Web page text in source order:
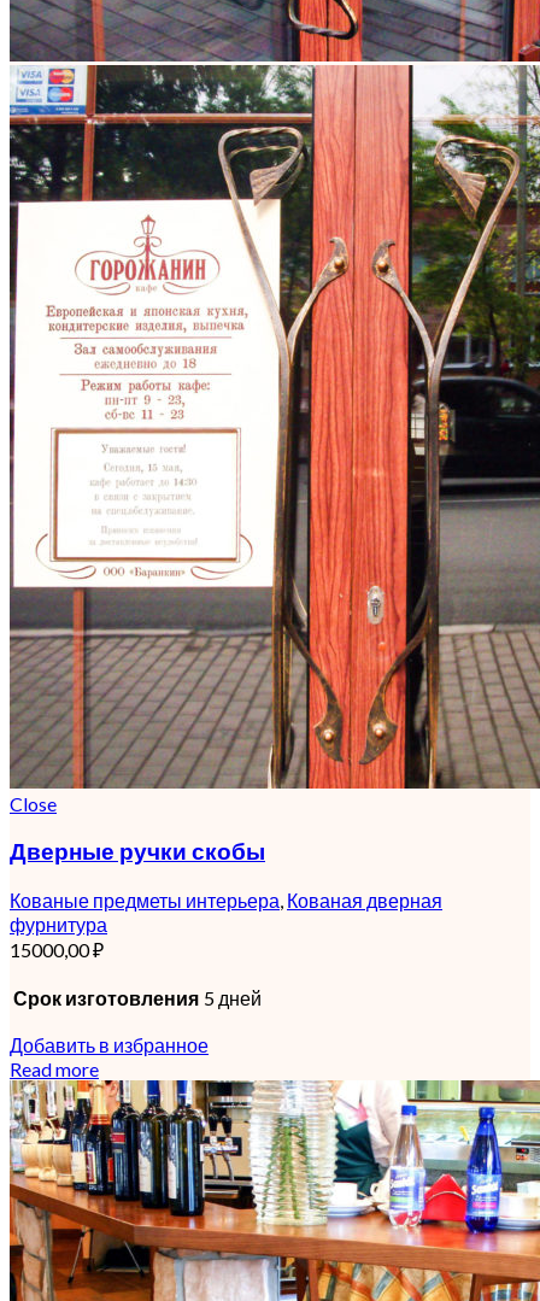
Close
Дверные ручки скобы
Кованые предметы интерьера Кованая дверная
фурнитура
15000,00₽
Срок изготовления 5 дней
Добавить в избранное
Read more